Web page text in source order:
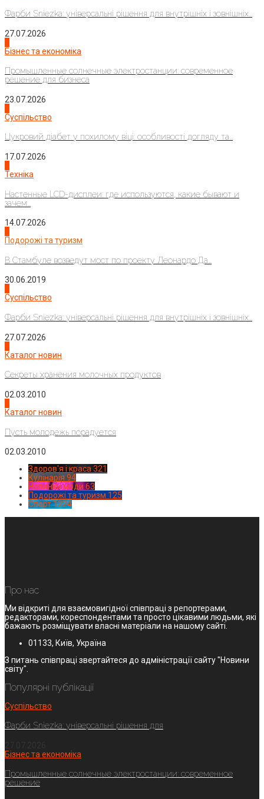
Фарби Sniezka: універсальні рішення для внутрішніх і зовнішніх...
27.07.2026
Бізнес та економіка
Промышленные солнечные электростанции: современное
решение для бизнеса
23.07.2026
Суспільство
Цукровий діабет у похилому віці: особливості догляду та...
17.07.2026
Техніка
Настенные LCD-дисплеи: где используются, какие бывают и
зачем...
14.07.2026
Подорожі та туризм
В Стамбуле возведут мост по проекту Леонардо Да...
30.06.2019
Суспільство
Фарби Sniezka: універсальні рішення для внутрішніх і зовнішніх...
27.07.2026
Каталог новин
Секреты хранения молочных продуктов
02.03.2010
Каталог новин
Пусть молодежь порадуется
02.03.2010
Здоров'я і краса 321
Кулінарія 94
Новинки моди 63
Подорожі та туризм 125
Спорт1224
Про нас
Ми відкриті для взаємовигідної співпраці з репортерами,
редакторами, кореспондентами та просто цікавими людьми, які
бажають розміщувати власні матеріали на нашому сайті.
01133, Київ, Україна
З питань співпраці звертайтеся до адміністрації сайту "Новини
світу".
Популярні публікації
Суспільство
Фарби Sniezka: універсальні рішення для
Бізнес та економіка
Промышленные солнечные электростанции: современное
решение